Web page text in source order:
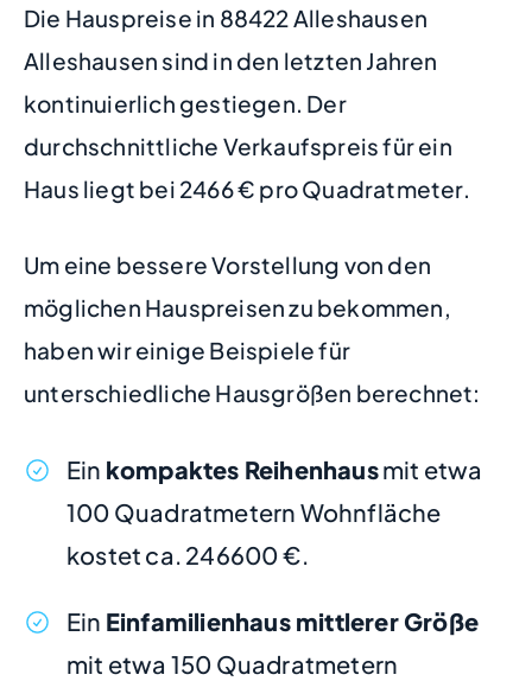
Die Hauspreise in 88422 Alleshausen
Alleshausen sind in den letzten Jahren
kontinuierlich gestiegen. Der
durchschnittliche Verkaufspreis für ein
Haus liegt bei 2466 € pro Quadratmeter.
Um eine bessere Vorstellung von den
möglichen Hauspreisen zu bekommen,
haben wir einige Beispiele für
unterschiedliche Hausgrößen berechnet:
Ein kompaktes Reihenhausmit etwa
100 Quadratmetern Wohnfläche
kostet ca. 246600 €.
Ein Einfamilienhaus mittlerer Größe
mit etwa 150 Quadratmetern